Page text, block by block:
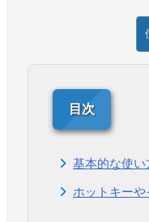
基本的な使い
ホットキー